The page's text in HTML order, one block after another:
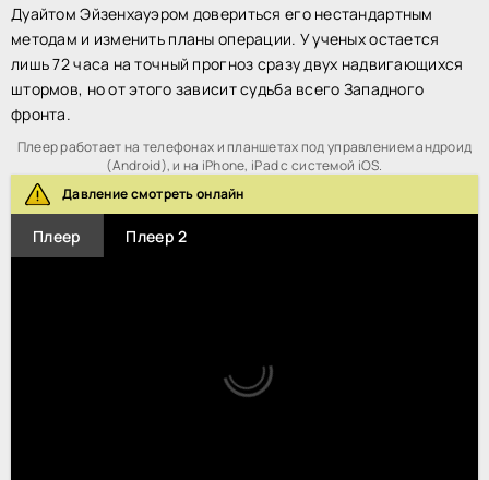
Дуайтом Эйзенхауэром довериться его нестандартным
методам и изменить планы операции. У ученых остается
лишь 72 часа на точный прогноз сразу двух надвигающихся
штормов, но от этого зависит судьба всего Западного
фронта.
Плеер работает на телефонах и планшетах под управлением андроид
(Android), и на iPhone, iPad с системой iOS.
Давление смотреть онлайн
Плеер Плеер 2